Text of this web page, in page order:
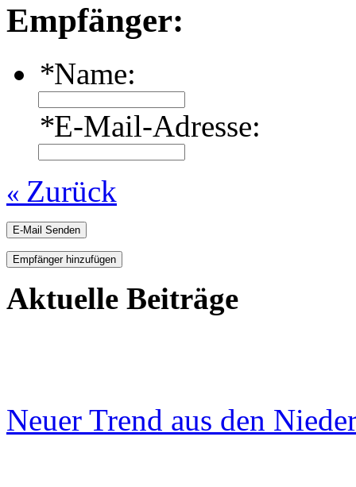
Empfänger:
*Name:
*E-Mail-Adresse:
« Zurück
E-Mail Senden
Empfänger hinzufügen
Aktuelle Beiträge
Neuer Trend aus den